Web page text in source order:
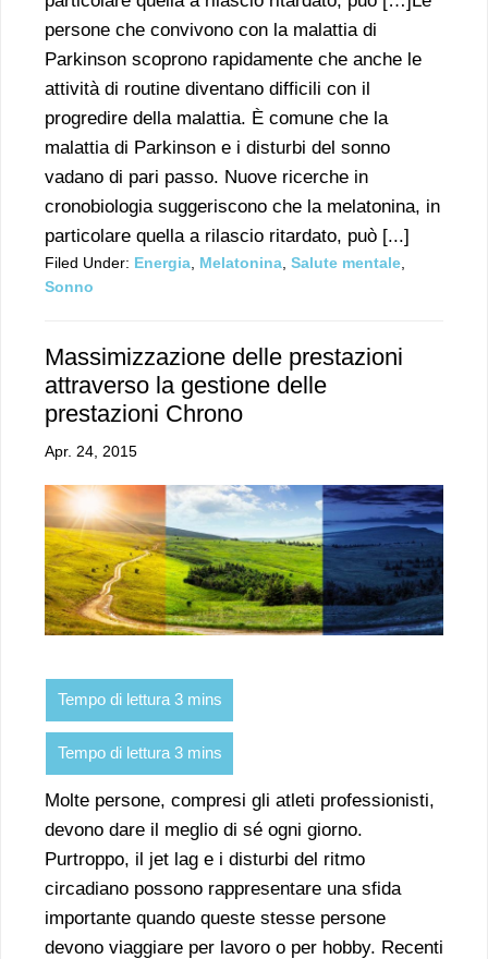
persone che convivono con la malattia di
Parkinson scoprono rapidamente che anche le
attività di routine diventano difficili con il
progredire della malattia. È comune che la
malattia di Parkinson e i disturbi del sonno
vadano di pari passo. Nuove ricerche in
cronobiologia suggeriscono che la melatonina, in
particolare quella a rilascio ritardato, può [...]
Filed Under: Energia Melatonina Salute mentale
Sonno
Massimizzazione delle prestazioni
attraverso la gestione delle
prestazioni Chrono
Apr. 24, 2015
Molte persone, compresi gli atleti professionisti,
devono dare il meglio di sé ogni giorno.
Purtroppo, il jet lag e i disturbi del ritmo
circadiano possono rappresentare una sfida
importante quando queste stesse persone
devono viaggiare per lavoro o per hobby. Recenti